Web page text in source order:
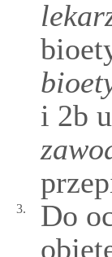
i 2b
3.
Do